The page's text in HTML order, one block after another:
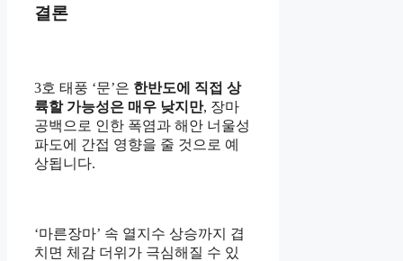
결론
3호 태풍 ‘문’은 한반도에 직접 상
륙할 가능성은 매우 낮지만, 장마
공백으로 인한 폭염과 해안 너울성
파도에 간접 영향을 줄 것으로 예
상됩니다.
‘마른장마’ 속 열지수 상승까지 겹
치면 체감 더위가 극심해질 수 있